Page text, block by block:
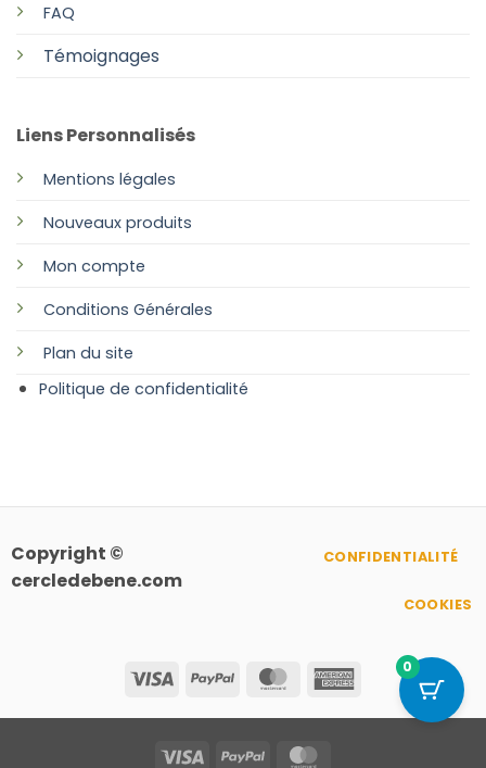
FAQ
Témoignages
Liens Personnalisés
Mentions légales
Nouveaux produits
Mon compte
Conditions Générales
Plan du site
Politique de confidentialité
Copyright ©
cercledebene.com
Visa PayPal MasterCardAmerican
Express
CONFIDENTIALITÉ
COOKIES
Visa PayPal
0